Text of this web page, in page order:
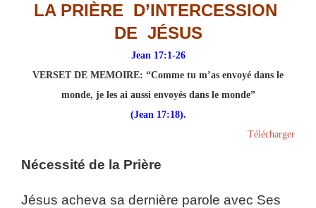
LA PRIÈRE D’INTERCESSION
DE JÉSUS
Jean 17:1-26
VERSET DE MEMOIRE: “Comme tu m’as envoyé dans le
monde, je les ai aussi envoyés dans le monde”
(Jean 17:18).
Télécharger
Nécessité de la Prière
Jésus acheva sa dernière parole avec Ses